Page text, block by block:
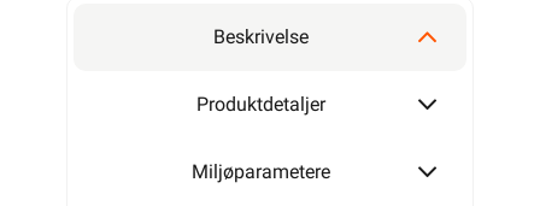
Beskrivelse
Produktdetaljer
Miljøparametere